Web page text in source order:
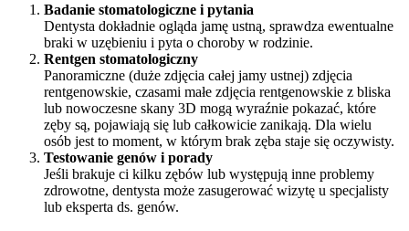
Badanie stomatologiczne i pytania
Dentysta dokładnie ogląda jamę ustną, sprawdza ewentualne
braki w uzębieniu i pyta o choroby w rodzinie.
Rentgen stomatologiczny
Panoramiczne (duże zdjęcia całej jamy ustnej) zdjęcia
rentgenowskie, czasami małe zdjęcia rentgenowskie z bliska
lub nowoczesne skany 3D mogą wyraźnie pokazać, które
zęby są, pojawiają się lub całkowicie zanikają. Dla wielu
osób jest to moment, w którym brak zęba staje się oczywisty.
Testowanie genów i porady
Jeśli brakuje ci kilku zębów lub występują inne problemy
zdrowotne, dentysta może zasugerować wizytę u specjalisty
lub eksperta ds. genów.